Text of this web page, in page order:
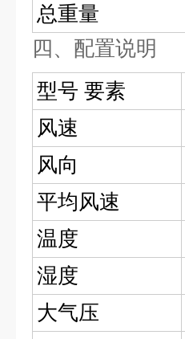
总重量
四、配置说明
型号 要素
风速
风向
平均风速
温度
湿度
大气压